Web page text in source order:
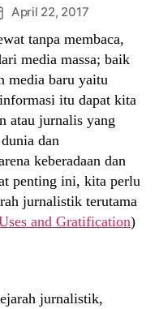
April 22, 2017
tanpa membaca,
media massa; baik
media baru yaitu
itu dapat kita
atau jurnalis yang
dan
keberadaan dan
penting ini, kita perlu
jurnalistik terutama
and Gratification)
jurnalistik,